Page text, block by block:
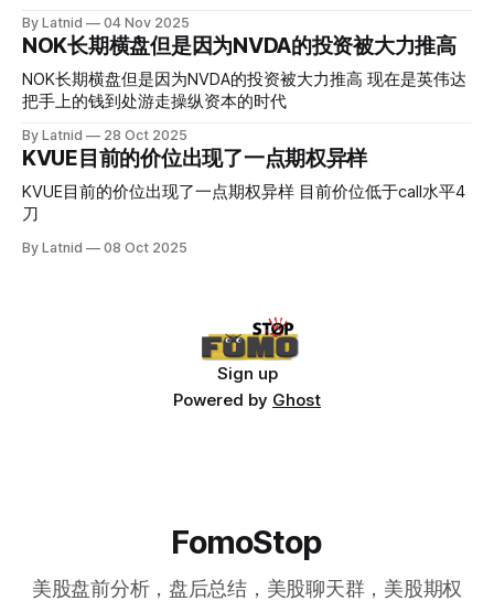
By Latnid 04 Nov 2025
NOK长期横盘但是因为NVDA的投资被大力推高
NOK长期横盘但是因为NVDA的投资被大力推高 现在是英伟达
把手上的钱到处游走操纵资本的时代
By Latnid 28 Oct 2025
KVUE目前的价位出现了一点期权异样
KVUE目前的价位出现了一点期权异样 目前价位低于call水平4
刀
By Latnid 08 Oct 2025
Sign up
Powered by Ghost
FomoStop
美股盘前分析，盘后总结，美股聊天群，美股期权